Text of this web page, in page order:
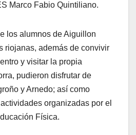
Marco Fabio Quintiliano.
los alumnos de Aiguillon
riojanas, además de convivir
y visitar la propia
pudieron disfrutar de
y Arnedo; así como
organizadas por el
Física.